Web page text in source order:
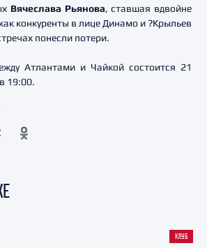
Вячеслава Рьянова, ставшая вдвойне
конкуренты в лице Динамо и ?Крыльев
понесли потери.
Атлантами и Чайкой состоится 21
19:00.
КЛУБ